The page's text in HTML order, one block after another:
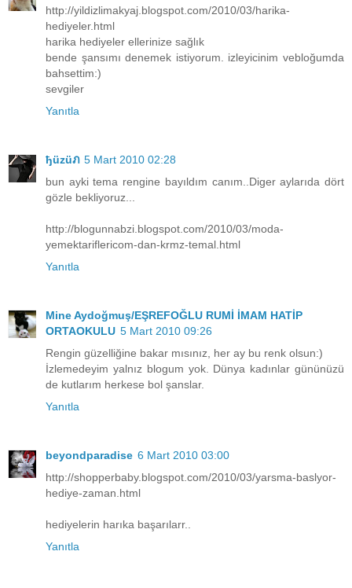
http://yildizlimakyaj.blogspot.com/2010/03/harika-
hediyeler.html
harika hediyeler ellerinize sağlık
bende şansımı denemek istiyorum. izleyicinim vebloğumda
bahsettim:)
sevgiler
Yanıtla
ђüzüภ 5 Mart 2010 02:28
bun ayki tema rengine bayıldım canım..Diger aylarıda dört
gözle bekliyoruz...
http://blogunnabzi.blogspot.com/2010/03/moda-
yemektariflericom-dan-krmz-temal.html
Yanıtla
Mine Aydoğmuş/EŞREFOĞLU RUMİ İMAM HATİP
ORTAOKULU 5 Mart 2010 09:26
Rengin güzelliğine bakar mısınız, her ay bu renk olsun:)
İzlemedeyim yalnız blogum yok. Dünya kadınlar gününüzü
de kutlarım herkese bol şanslar.
Yanıtla
beyondparadise 6 Mart 2010 03:00
http://shopperbaby.blogspot.com/2010/03/yarsma-baslyor-
hediye-zaman.html
hediyelerin harıka başarılarr..
Yanıtla